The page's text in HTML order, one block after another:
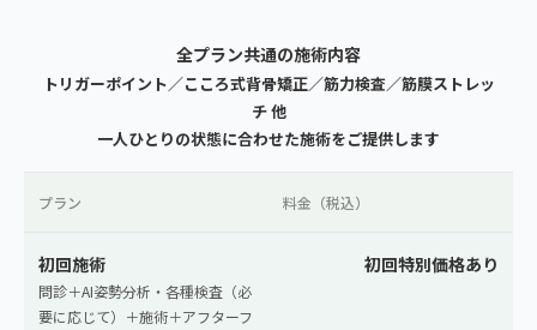
全プラン共通の施術内容
トリガーポイント／こころ式背骨矯正／筋力検査／筋膜ストレッ
チ 他
一人ひとりの状態に合わせた施術をご提供します
プラン 料金（税込）
初回施術
問診＋AI姿勢分析・各種検査（必
要に応じて）＋施術＋アフターフ
初回特別価格あり